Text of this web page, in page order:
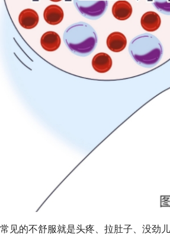
的不舒服就是头疼、拉肚子、没劲儿